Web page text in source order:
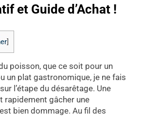
et Guide d’Achat !
]
poisson, que ce soit pour un
un plat gastronomique, je ne fais
l’étape du désarêtage. Une
rapidement gâcher une
bien dommage. Au fil des